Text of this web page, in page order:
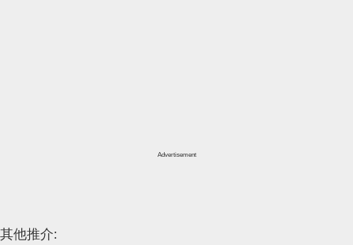
Advertisement
其他推介: